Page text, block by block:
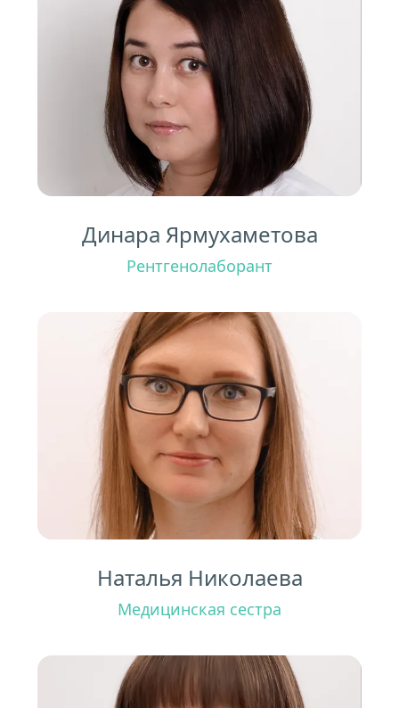
Динара Ярмухаметова
Рентгенолаборант
Наталья Николаева
Медицинская сестра